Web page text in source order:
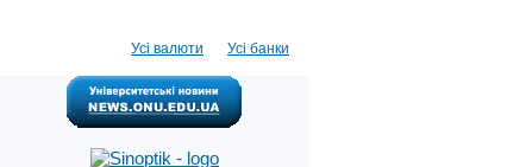
Усі банки
Усі валюти